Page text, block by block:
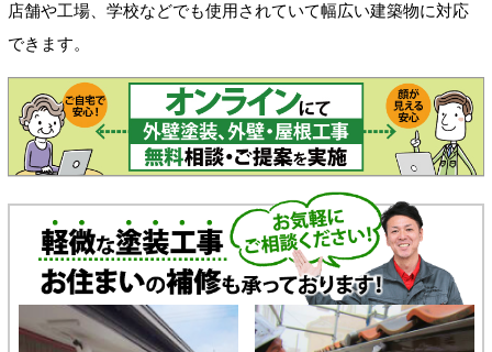
店舗や工場、学校などでも使用されていて幅広い建築物に対応
できます。